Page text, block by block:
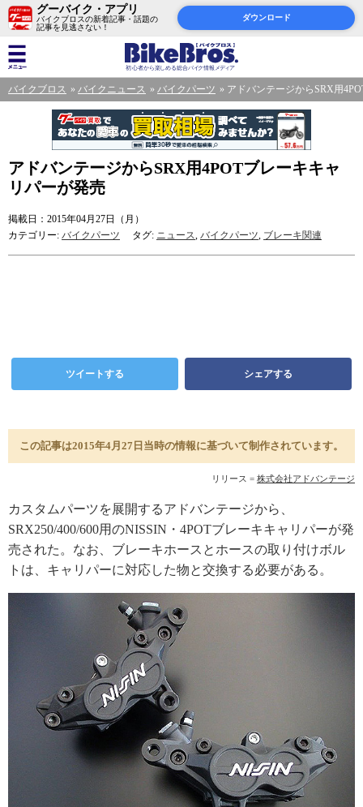
グーバイク・アプリ
バイクブロスの新着記事・話題の
記事を見逃さない！
ダウンロード
バイクブロス バイクニュース バイクパーツ アドバンテージからSRX用
アドバンテージからSRX用4POTブレーキキャ
リパーが発売
掲載日：2015年04月27日（月）
カテゴリー: バイクパーツ タグ: ニュース, バイクパーツ, ブレーキ関連
ツイートする シェアする
この記事は2015年4月27日当時の情報に基づいて制作されています。
リリース = 株式会社アドバンテージ
カスタムパーツを展開するアドバンテージから、
SRX250/400/600用のNISSIN・4POTブレーキキャリパーが発
売された。なお、ブレーキホースとホースの取り付けボル
トは、キャリパーに対応した物と交換する必要がある。